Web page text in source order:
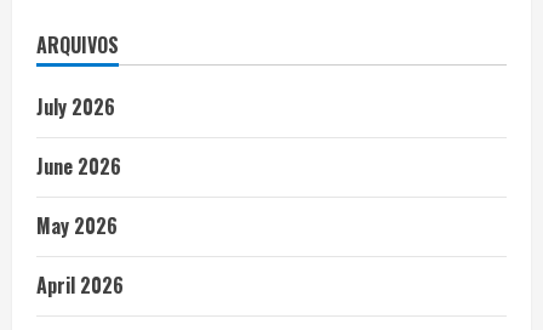
ARQUIVOS
July 2026
June 2026
May 2026
April 2026